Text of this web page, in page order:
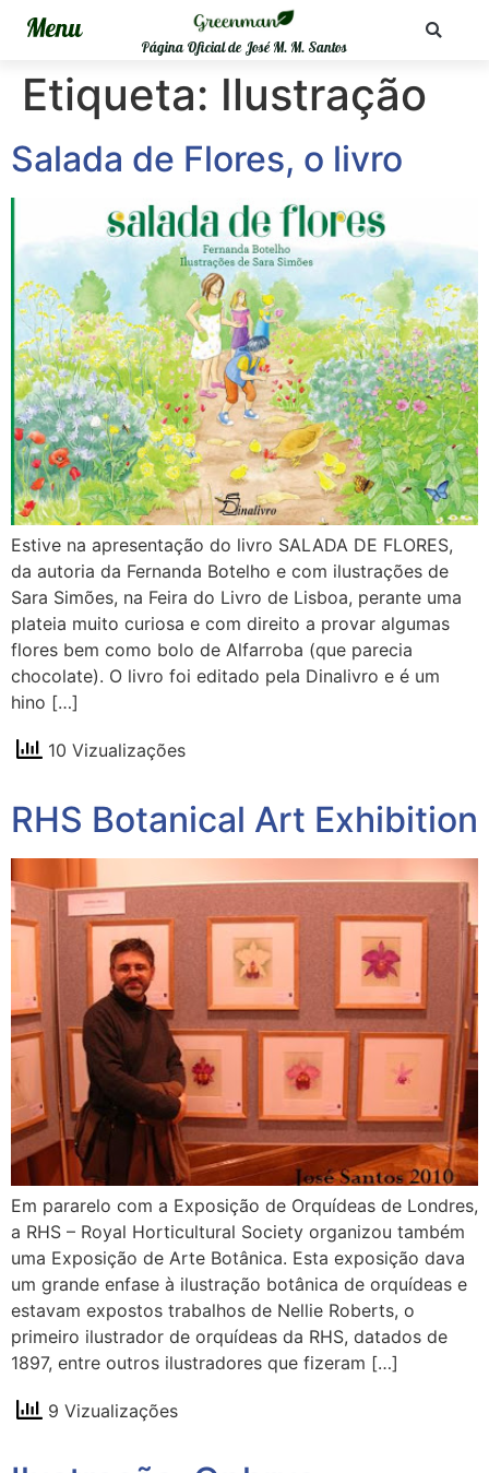
Página Oficial de José M. M. Santos
Etiqueta: Ilustração
Salada de Flores, o livro
Estive na apresentação do livro SALADA DE FLORES,
da autoria da Fernanda Botelho e com ilustrações de
Sara Simões, na Feira do Livro de Lisboa, perante uma
plateia muito curiosa e com direito a provar algumas
flores bem como bolo de Alfarroba (que parecia
chocolate). O livro foi editado pela Dinalivro e é um
hino […]
10 Vizualizações
RHS Botanical Art Exhibition
Em pararelo com a Exposição de Orquídeas de Londres,
a RHS – Royal Horticultural Society organizou também
uma Exposição de Arte Botânica. Esta exposição dava
um grande enfase à ilustração botânica de orquídeas e
estavam expostos trabalhos de Nellie Roberts, o
primeiro ilustrador de orquídeas da RHS, datados de
1897, entre outros ilustradores que fizeram […]
9 Vizualizações